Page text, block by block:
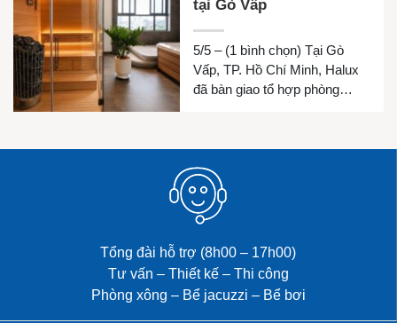
tại Gò Vấp
5/5 – (1 bình chọn) Tại Gò
Vấp, TP. Hồ Chí Minh, Halux
đã bàn giao tổ hợp phòng
đình chị Luyện. Công trình
được thiết kế đồng bộ nhằm
mang đến không gian thư giãn
riêng tư, chăm sóc sức khỏe
và […]
Tổng đài hỗ trợ (8h00 – 17h00)
Tư vấn – Thiết kế – Thi công
Phòng xông – Bể jacuzzi – Bể bơi